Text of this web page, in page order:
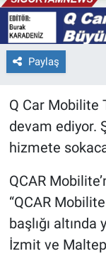
Paylaş
Q Car Mobilite
devam ediyor.
hizmete
QCAR
“QCAR
başlığı altında
İzmit ve